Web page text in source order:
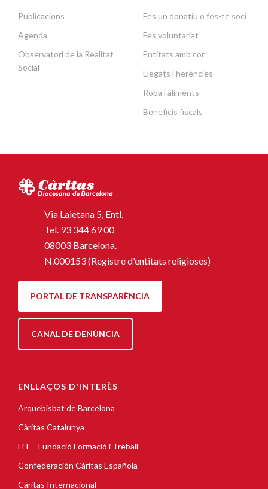
Publicacions
Agenda
Observatori de la Realitat
Social
Fes un donatiu o fes-te soci
Fes voluntariat
Entitats amb cor
Llegats i herències
Roba i aliments
Beneficis fiscals
Via Laietana 5, Entl.
Tel. 93 344 69 00
08003 Barcelona.
N.000153 (Registre d'entitats religioses)
PORTAL DE TRANSPARÈNCIA
CANAL DE DENÚNCIA
ENLLAÇOS D'INTERÈS
Arquebisbat de Barcelona
Càritas Catalunya
FiT – Fundació Formació i Treball
Confederación Cáritas Española
Cáritas Internacional